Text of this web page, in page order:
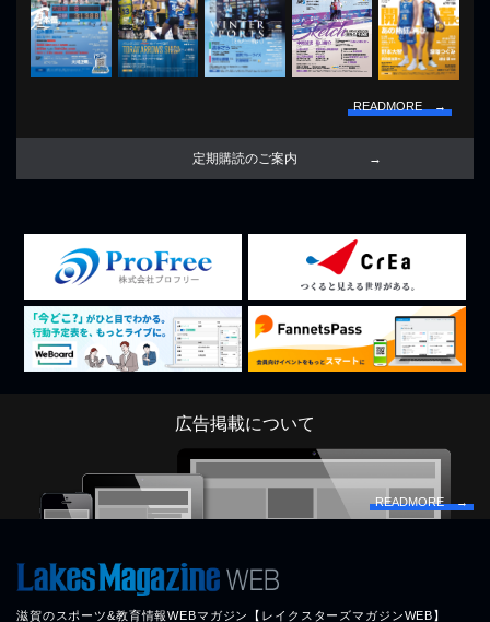
READMORE →
定期購読のご案内
広告掲載について
READMORE →
滋賀のスポーツ&教育情報WEBマガジン【レイクスターズマガジンWEB】